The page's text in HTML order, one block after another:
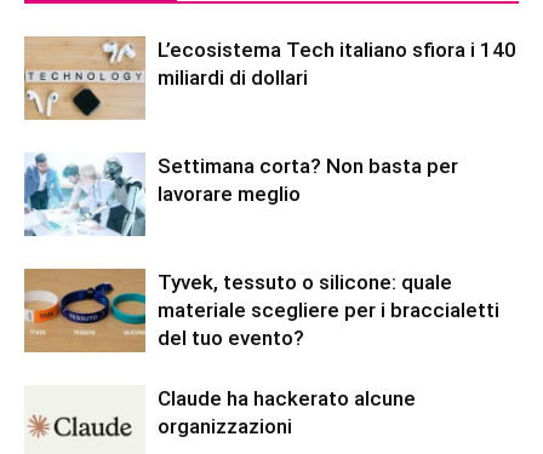
L’ecosistema Tech italiano sfiora i 140
miliardi di dollari
Settimana corta? Non basta per
lavorare meglio
Tyvek, tessuto o silicone: quale
materiale scegliere per i braccialetti
del tuo evento?
Claude ha hackerato alcune
organizzazioni